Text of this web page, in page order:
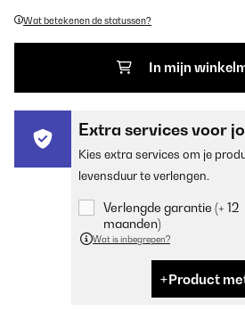
Wat betekenen de statussen?
In mijn
Extra services voor
Kies extra services om je
levensduur te verlengen.
Verlengde garantie (+ 12
maanden)
Wat is inbegrepen?
Product